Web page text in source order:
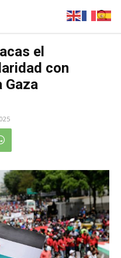
el
con
Gaza